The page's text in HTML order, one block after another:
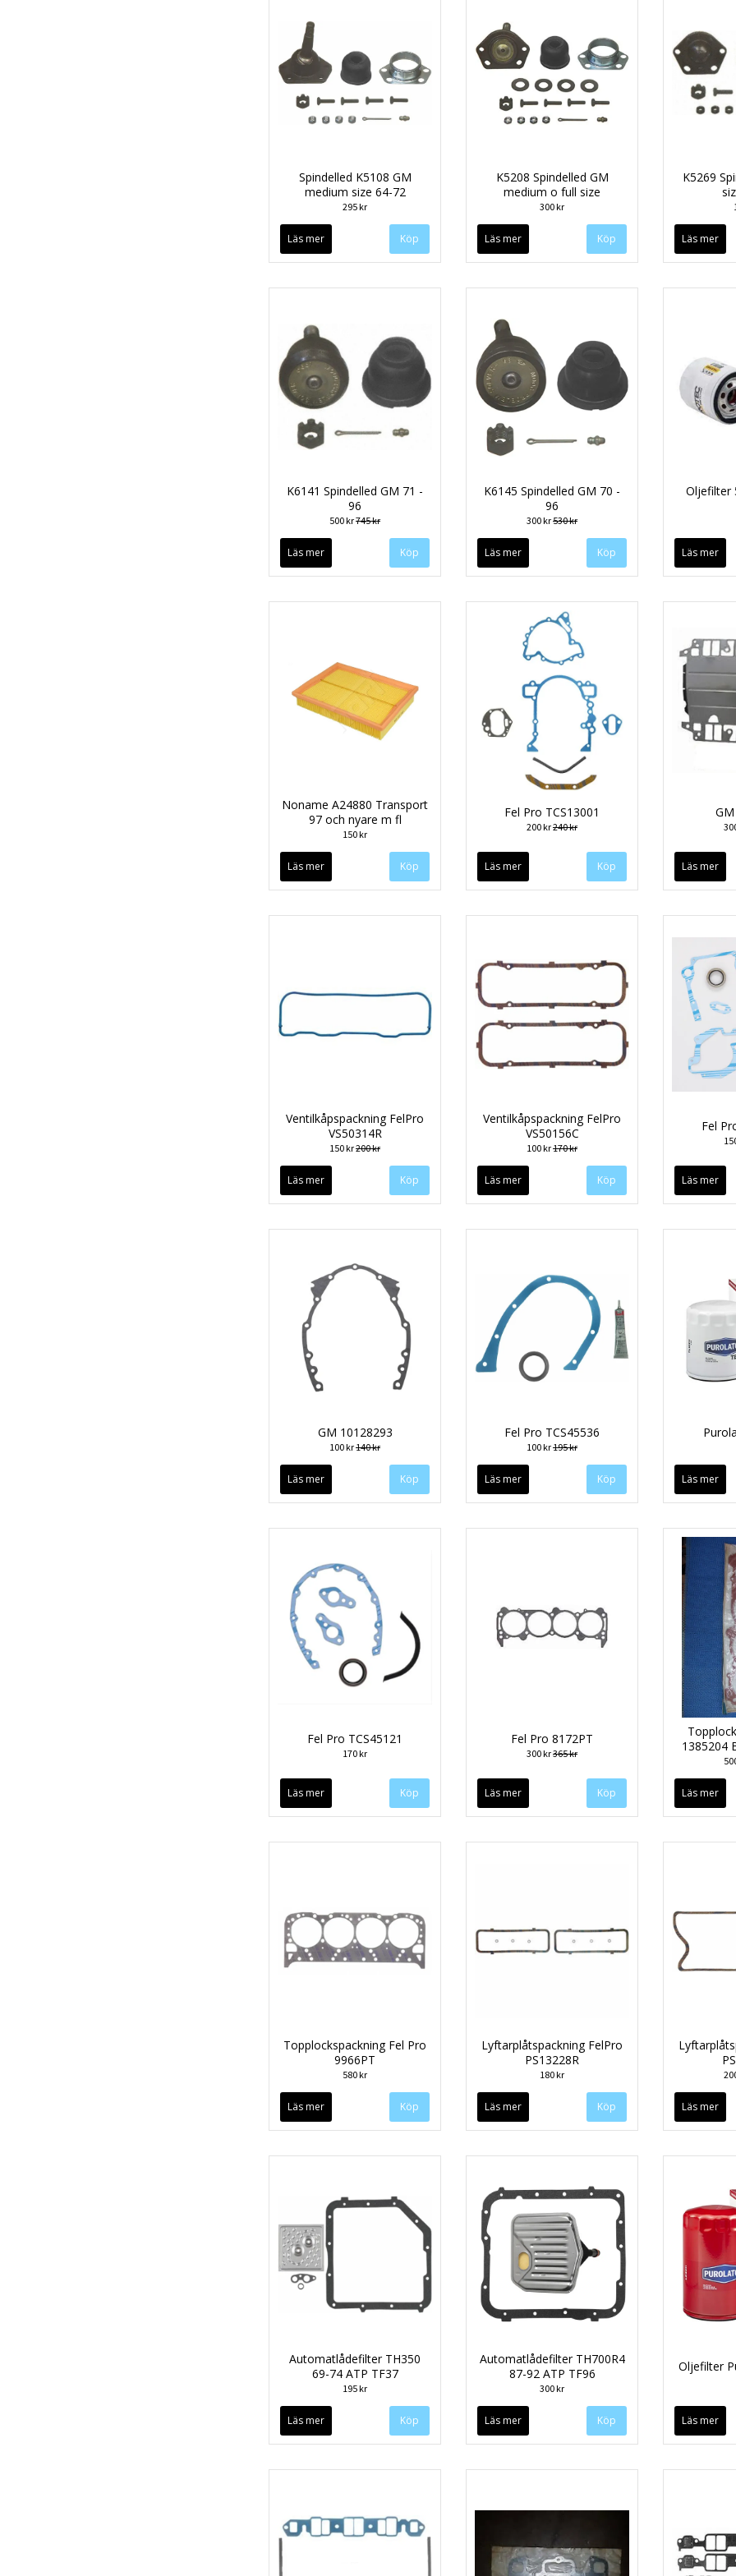
Spindelled K5108 GM
medium size 64-72
295 kr
Läs mer
K5208 Spindelled GM
medium o full size
300 kr
Läs mer
K5269
Läs mer
K6141 Spindelled GM 71 -
96
500 kr745 kr
Läs mer
K6145 Spindelled GM 70 -
96
300 kr530 kr
Läs mer
Oljefilter
Läs mer
Noname A24880 Transport
97 och nyare m fl
150 kr
Läs mer
Fel Pro TCS13001
200 kr240 kr
Läs mer Läs mer
Ventilkåpspackning FelPro
VS50314R
150 kr200 kr
Läs mer
Ventilkåpspackning FelPro
VS50156C
100 kr170 kr
Läs mer
Fel
Läs mer
GM 10128293
100 kr140 kr
Läs mer
Fel Pro TCS45536
100 kr195 kr
Läs mer Läs mer
Fel Pro TCS45121
170 kr
Läs mer
Fel Pro 8172PT
300 kr365 kr
Läs mer
1385204
Läs mer
Topplockspackning Fel Pro
9966PT
580 kr
Läs mer
Lyftarplåtspackning FelPro
PS13228R
180 kr
Läs mer Läs mer
Automatlådefilter TH350
69-74 ATP TF37
195 kr
Läs mer
Automatlådefilter TH700R4
87-92 ATP TF96
300 kr
Läs mer
Oljefilter
Läs mer